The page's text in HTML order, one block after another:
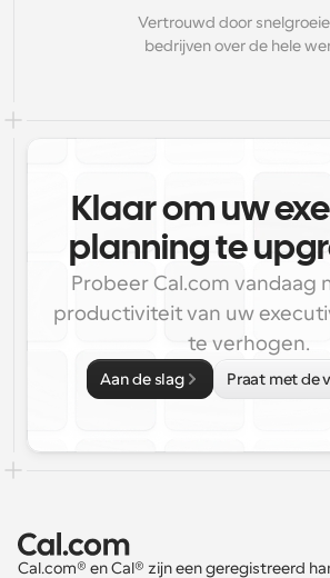
Vertrouwd door
bedrijven over de hele
Klaar om uw
planning te
Probeer Cal.com vandaag
productiviteit van uw
te verhogen.
Aan de slag Praat met de
Cal.com® en Cal® zijn een geregistreerd